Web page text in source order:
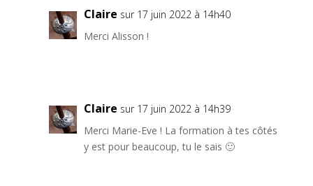
Claire sur 17 juin 2022 à 14h40
Merci Alisson !
Claire sur 17 juin 2022 à 14h39
Merci Marie-Eve ! La formation à tes côtés
y est pour beaucoup, tu le sais 🙂